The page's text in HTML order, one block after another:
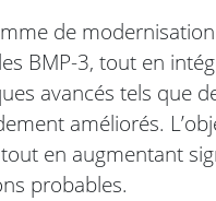
de
BMP-3, tout en
avancés tels que
améliorés.
en augmentant
probables.